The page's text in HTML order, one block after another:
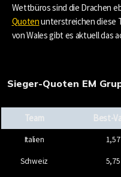
Wettbüros sind die Drachen
Quotenunterstreichen diese
von Wales gibt es aktuell das
Sieger-Quoten EM
Team Best-
Italien 1,57
Schweiz 5,75